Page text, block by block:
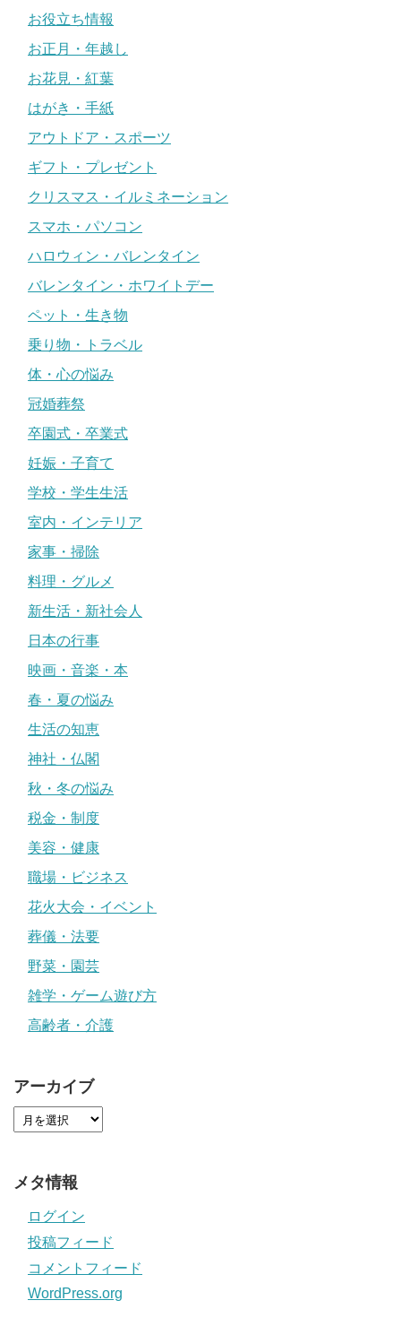
お役立ち情報
お正月・年越し
お花見・紅葉
はがき・手紙
アウトドア・スポーツ
ギフト・プレゼント
クリスマス・イルミネーション
スマホ・パソコン
ハロウィン・バレンタイン
バレンタイン・ホワイトデー
ペット・生き物
乗り物・トラベル
体・心の悩み
冠婚葬祭
卒園式・卒業式
妊娠・子育て
学校・学生生活
室内・インテリア
家事・掃除
料理・グルメ
新生活・新社会人
日本の行事
映画・音楽・本
春・夏の悩み
生活の知恵
神社・仏閣
秋・冬の悩み
税金・制度
美容・健康
職場・ビジネス
花火大会・イベント
葬儀・法要
野菜・園芸
雑学・ゲーム遊び方
高齢者・介護
アーカイブ
メタ情報
ログイン
投稿フィード
コメントフィード
WordPress.org